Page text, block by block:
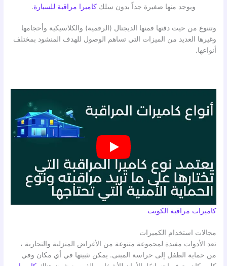
ويوجد منها صغيرة جداً بدون سلككاميرا مراقبة للسيارة.
وتتنوع من حيث دقتها فمنها الديجتال (الرقمية) والكلاسيكية وأحجامها
وغيرها العديد من الميزات التي تساهم الوصول للهدف المنشود بمختلف
أنواعها.
كاميرات مراقبة الكويت
مجالات استخدام الكميرات
تعد الأدوات مفيدة لمجموعة متنوعة من الأغراض المنزلية والتجارية ،
من حماية الطفل إلى حراسة المبنى. يمكن تثبيتها في أي مكان وفي